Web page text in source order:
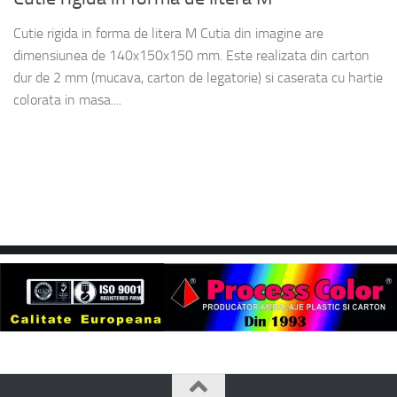
Cutie rigida in forma de litera M Cutia din imagine are
dimensiunea de 140x150x150 mm. Este realizata din carton
dur de 2 mm (mucava, carton de legatorie) si caserata cu hartie
colorata in masa....